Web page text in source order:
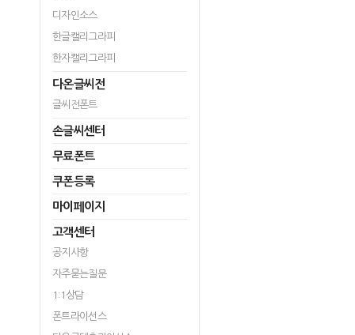
디자인소스
한글캘리그라피
한자캘리그라피
다온글씨전
글씨전폰트
손글씨센터
무료폰트
쿠폰등록
마이페이지
고객센터
공지사항
자주묻는질문
1:1상담
폰트라이선스